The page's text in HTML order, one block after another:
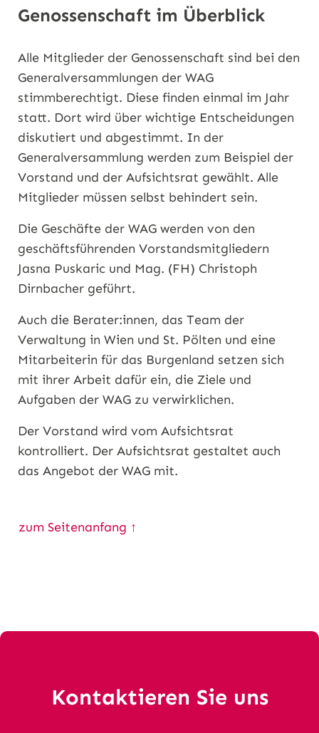
Genossenschaft im Überblick
Alle Mitglieder der Genossenschaft sind bei den
Generalversammlungen der WAG
stimmberechtigt. Diese finden einmal im Jahr
statt. Dort wird über wichtige Entscheidungen
diskutiert und abgestimmt. In der
Generalversammlung werden zum Beispiel der
Vorstand und der Aufsichtsrat gewählt. Alle
Mitglieder müssen selbst behindert sein.
Die Geschäfte der WAG werden von den
geschäftsführenden Vorstandsmitgliedern
Jasna Puskaric und Mag. (FH) Christoph
Dirnbacher geführt.
Auch die Berater:innen, das Team der
Verwaltung in Wien und St. Pölten und eine
Mitarbeiterin für das Burgenland setzen sich
mit ihrer Arbeit dafür ein, die Ziele und
Aufgaben der WAG zu verwirklichen.
Der Vorstand wird vom Aufsichtsrat
kontrolliert. Der Aufsichtsrat gestaltet auch
das Angebot der WAG mit.
zum Seitenanfang ↑
Kontaktieren Sie uns